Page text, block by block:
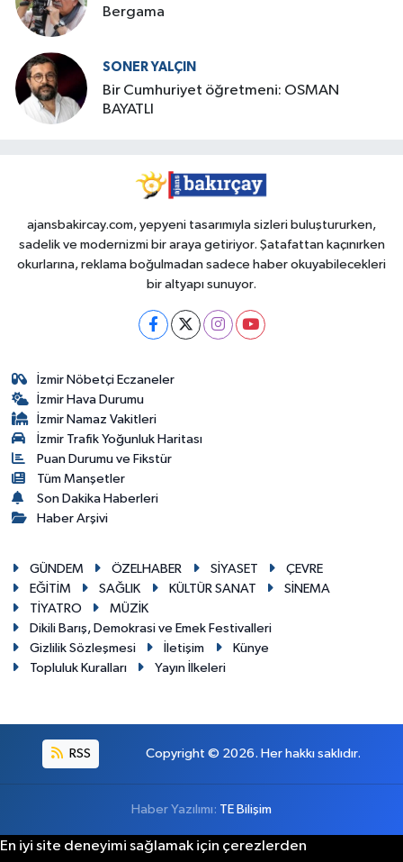
Bergama
SONER YALÇIN
Bir Cumhuriyet öğretmeni: OSMAN
BAYATLI
ajansbakircay.com, yepyeni tasarımıyla sizleri buluştururken,
sadelik ve modernizmi bir araya getiriyor. Şatafattan kaçınırken
okurlarına, reklama boğulmadan sadece haber okuyabilecekleri
bir altyapı sunuyor.
İzmir Nöbetçi Eczaneler
İzmir Hava Durumu
İzmir Namaz Vakitleri
İzmir Trafik Yoğunluk Haritası
Puan Durumu ve Fikstür
Tüm Manşetler
Son Dakika Haberleri
Haber Arşivi
GÜNDEM ÖZELHABER SİYASET
ÇEVRE
EĞİTİM
SAĞLIK KÜLTÜR SANAT
SİNEMA
TİYATRO
MÜZİK
Dikili Barış, Demokrasi ve Emek Festivalleri
Gizlilik Sözleşmesi
İletişim
Künye
Topluluk Kuralları
Yayın İlkeleri
RSS Copyright © 2026. Her hakkı saklıdır.
Haber Yazılımı: TE Bilişim
En iyi site deneyimi sağlamak için çerezlerden